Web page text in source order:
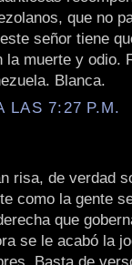
que no
señor tiene
muerte y odio.
Blanca.
LAS 7:27 P.M.
risa, de verdad
como la gente
que
se le acabó la